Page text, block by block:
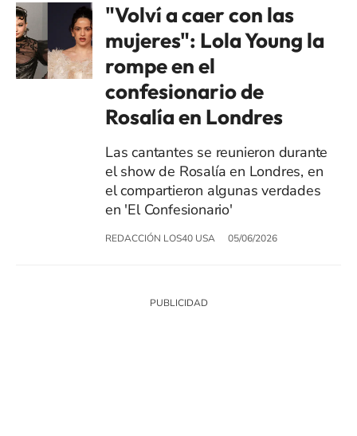
"Volví a caer con las
mujeres": Lola Young la
rompe en el
confesionario de
Rosalía en Londres
Las cantantes se reunieron durante
el show de Rosalía en Londres, en
el compartieron algunas verdades
en 'El Confesionario'
REDACCIÓN LOS40 USA 05/06/2026